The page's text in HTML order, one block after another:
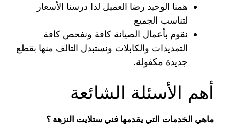
همنا الوحيد رضا العميل لذا درسنا الأسعار
لتناسب الجميع
نقوم بأعمال الصيانة كافة ونفحص كافة
التمديدات والكابلات ونستبدل التالف منها بقطع
جديدة مكفولة.
أهم الأسئلة الشائعة
ماهي الخدمات التي يقدمها فني ستلايت النزهة ؟